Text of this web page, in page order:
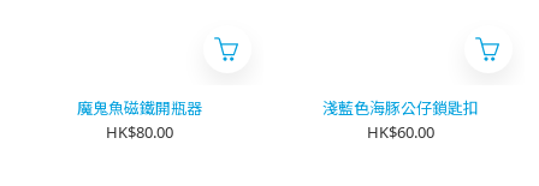
魔鬼魚磁鐵開瓶器
HK$80.00
淺藍色海豚公仔鎖匙扣
HK$60.00